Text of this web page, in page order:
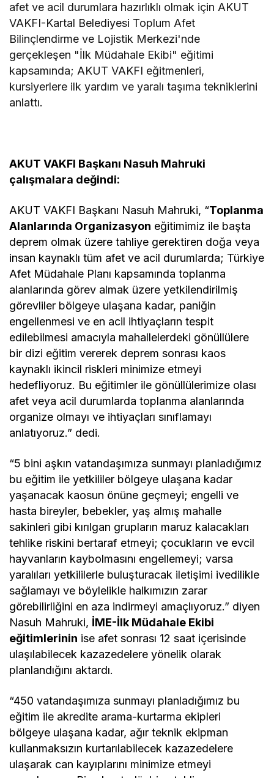
afet ve acil durumlara hazırlıklı olmak için AKUT
VAKFI-Kartal Belediyesi Toplum Afet
Bilinçlendirme ve Lojistik Merkezi'nde
gerçekleşen "İlk Müdahale Ekibi" eğitimi
kapsamında; AKUT VAKFI eğitmenleri,
kursiyerlere ilk yardım ve yaralı taşıma tekniklerini
anlattı.
AKUT VAKFI Başkanı Nasuh Mahruki
çalışmalara değindi:
AKUT VAKFI Başkanı Nasuh Mahruki, “Toplanma
Alanlarında Organizasyon eğitimimiz ile başta
deprem olmak üzere tahliye gerektiren doğa veya
insan kaynaklı tüm afet ve acil durumlarda; Türkiye
Afet Müdahale Planı kapsamında toplanma
alanlarında görev almak üzere yetkilendirilmiş
görevliler bölgeye ulaşana kadar, paniğin
engellenmesi ve en acil ihtiyaçların tespit
edilebilmesi amacıyla mahallelerdeki gönüllülere
bir dizi eğitim vererek deprem sonrası kaos
kaynaklı ikincil riskleri minimize etmeyi
hedefliyoruz. Bu eğitimler ile gönüllülerimize olası
afet veya acil durumlarda toplanma alanlarında
organize olmayı ve ihtiyaçları sınıflamayı
anlatıyoruz.” dedi.
“5 bini aşkın vatandaşımıza sunmayı planladığımız
bu eğitim ile yetkililer bölgeye ulaşana kadar
yaşanacak kaosun önüne geçmeyi; engelli ve
hasta bireyler, bebekler, yaş almış mahalle
sakinleri gibi kırılgan grupların maruz kalacakları
tehlike riskini bertaraf etmeyi; çocukların ve evcil
hayvanların kaybolmasını engellemeyi; varsa
yaralıları yetkililerle buluşturacak iletişimi ivedilikle
sağlamayı ve böylelikle halkımızın zarar
görebilirliğini en aza indirmeyi amaçlıyoruz.” diyen
Nasuh Mahruki, İME-İlk Müdahale Ekibi
eğitimlerinin ise afet sonrası 12 saat içerisinde
ulaşılabilecek kazazedelere yönelik olarak
planlandığını aktardı.
“450 vatandaşımıza sunmayı planladığımız bu
eğitim ile akredite arama-kurtarma ekipleri
bölgeye ulaşana kadar, ağır teknik ekipman
kullanmaksızın kurtarılabilecek kazazedelere
ulaşarak can kayıplarını minimize etmeyi